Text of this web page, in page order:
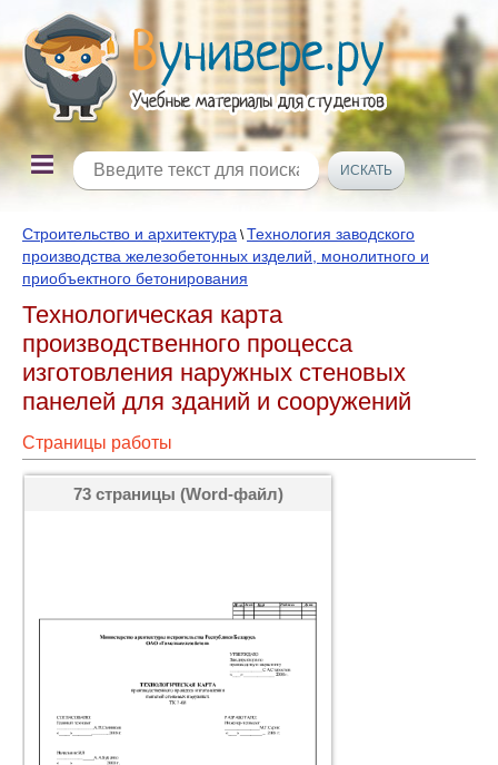
Строительство и архитектура \Технология заводского
производства железобетонных изделий, монолитного и
приобъектного бетонирования
Технологическая карта
производственного процесса
изготовления наружных стеновых
панелей для зданий и сооружений
Страницы работы
73 страницы (Word-файл)